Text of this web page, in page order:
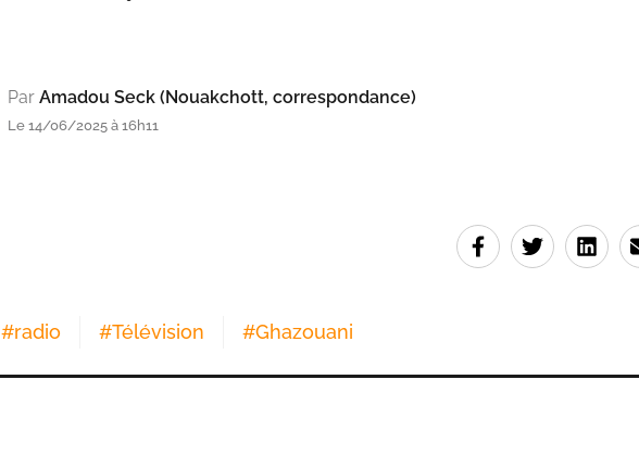
Par Amadou Seck (Nouakchott, correspondance)
Le 14/06/2025 à 16h11
#radio #Télévision #Ghazouani